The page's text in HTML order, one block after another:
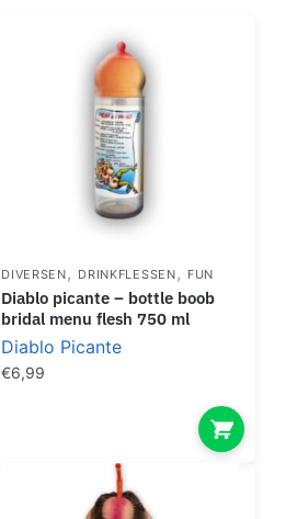
DIVERSEN, DRINKFLESSEN, FUN
diablo picante – bottle boob
bridal menu flesh 750 ml
Diablo Picante
€6,99